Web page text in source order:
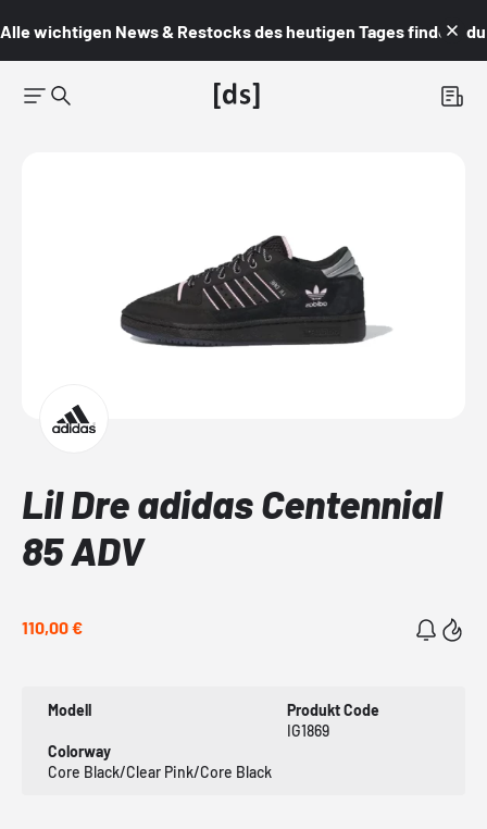
Alle wichtigen News & Restocks des heutigen Tages findest du
Lil Dre adidas Centennial
85 ADV
110,00 €
Modell
Produkt Code
IG1869
Colorway
Core Black/Clear Pink/Core Black